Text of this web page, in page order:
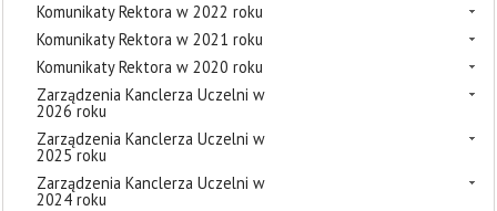
Komunikaty Rektora w 2022 roku
Komunikaty Rektora w 2021 roku
Komunikaty Rektora w 2020 roku
Zarządzenia Kanclerza Uczelni w
2026 roku
Zarządzenia Kanclerza Uczelni w
2025 roku
Zarządzenia Kanclerza Uczelni w
2024 roku